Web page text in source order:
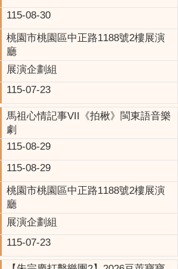
115-08-30
桃園市桃園區中正路1188號2樓展演
廳
展演企劃組
115-07-23
馬祖心情記事VII《拍楸》閩東語音樂
劇
115-08-29
115-08-29
桃園市桃園區中正路1188號2樓展演
廳
展演企劃組
115-07-23